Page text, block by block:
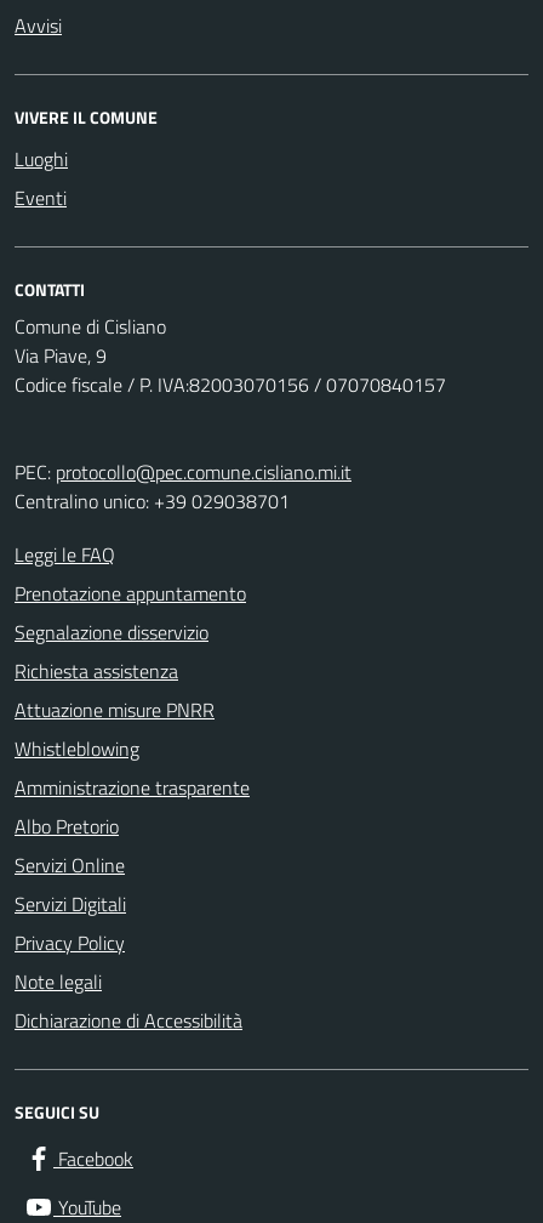
Avvisi
VIVERE IL COMUNE
Luoghi
Eventi
CONTATTI
Comune di Cisliano
Via Piave, 9
Codice fiscale / P. IVA:82003070156 / 07070840157
PEC: protocollo@pec.comune.cisliano.mi.it
Centralino unico: +39 029038701
Leggi le FAQ
Prenotazione appuntamento
Segnalazione disservizio
Richiesta assistenza
Attuazione misure PNRR
Whistleblowing
Amministrazione trasparente
Albo Pretorio
Servizi Online
Servizi Digitali
Privacy Policy
Note legali
Dichiarazione di Accessibilità
SEGUICI SU
Facebook
YouTube